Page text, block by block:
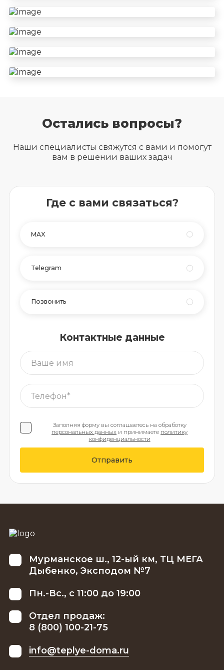
Остались вопросы?
Наши специалисты свяжутся с вами и помогут
вам в решении ваших задач
Где с вами связаться?
MAX
Telegram
Позвонить
Контактные данные
Заполняя форму вы соглашаетесь на обработку
персональных данных и принимаете политику
конфиденциальности
Отправить
Мурманское ш., 12-ый км, ТЦ МЕГА
Дыбенко, Эксподом №7
Пн.-Вс., с 11:00 до 19:00
Отдел продаж:
8 (800) 100-21-75
info@teplye-doma.ru